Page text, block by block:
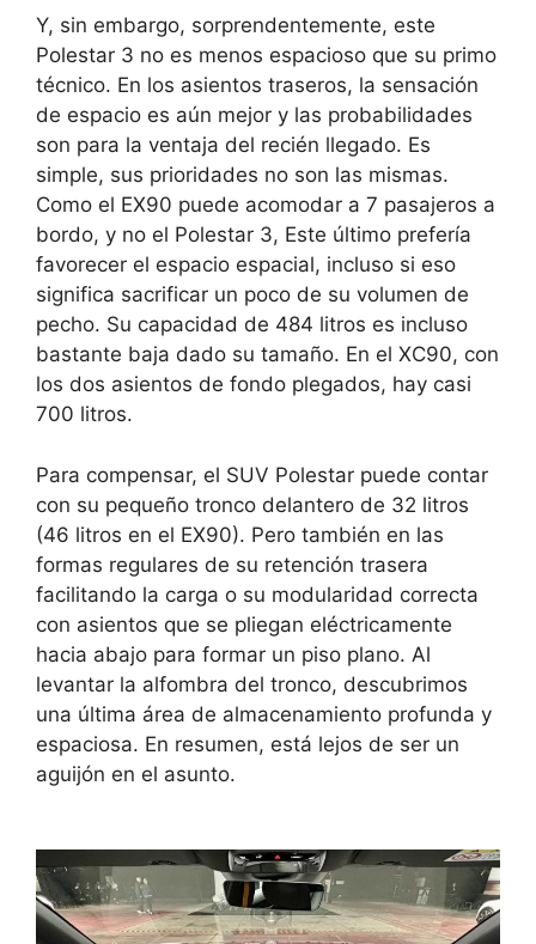
Y, sin embargo, sorprendentemente, este
Polestar 3 no es menos espacioso que su primo
técnico. En los asientos traseros, la sensación
de espacio es aún mejor y las probabilidades
son para la ventaja del recién llegado. Es
simple, sus prioridades no son las mismas.
Como el EX90 puede acomodar a 7 pasajeros a
bordo, y no el Polestar 3, Este último prefería
favorecer el espacio espacial, incluso si eso
significa sacrificar un poco de su volumen de
pecho. Su capacidad de 484 litros es incluso
bastante baja dado su tamaño. En el XC90, con
los dos asientos de fondo plegados, hay casi
700 litros.
Para compensar, el SUV Polestar puede contar
con su pequeño tronco delantero de 32 litros
(46 litros en el EX90). Pero también en las
formas regulares de su retención trasera
facilitando la carga o su modularidad correcta
con asientos que se pliegan eléctricamente
hacia abajo para formar un piso plano. Al
levantar la alfombra del tronco, descubrimos
una última área de almacenamiento profunda y
espaciosa. En resumen, está lejos de ser un
aguijón en el asunto.